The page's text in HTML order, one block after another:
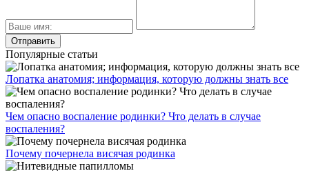
Популярные статьи
Лопатка анатомия; информация, которую должны знать все
Чем опасно воспаление родинки? Что делать в случае
воспаления?
Почему почернела висячая родинка